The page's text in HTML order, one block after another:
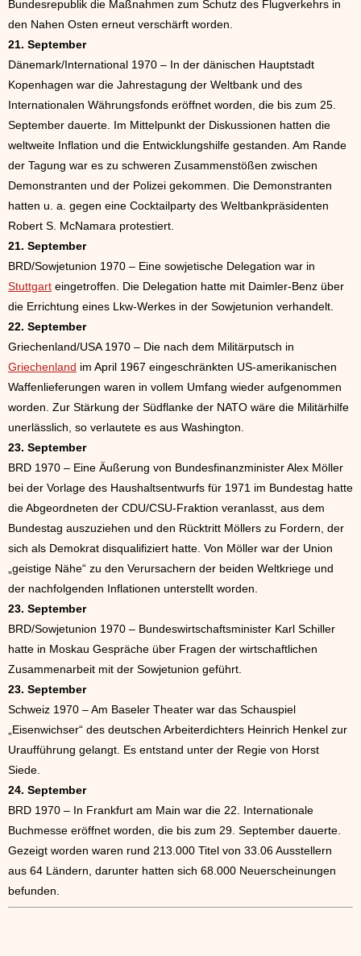
Bundesrepublik die Maßnahmen zum Schutz des Flugverkehrs in
den Nahen Osten erneut verschärft worden.
21. September
Dänemark/International 1970 – In der dänischen Hauptstadt
Kopenhagen war die Jahrestagung der Weltbank und des
Internationalen Währungsfonds eröffnet worden, die bis zum 25.
September dauerte. Im Mittelpunkt der Diskussionen hatten die
weltweite Inflation und die Entwicklungshilfe gestanden. Am Rande
der Tagung war es zu schweren Zusammenstößen zwischen
Demonstranten und der Polizei gekommen. Die Demonstranten
hatten u. a. gegen eine Cocktailparty des Weltbankpräsidenten
Robert S. McNamara protestiert.
21. September
BRD/Sowjetunion 1970 – Eine sowjetische Delegation war in
Stuttgart eingetroffen. Die Delegation hatte mit Daimler-Benz über
die Errichtung eines Lkw-Werkes in der Sowjetunion verhandelt.
22. September
Griechenland/USA 1970 – Die nach dem Militärputsch in
Griechenland im April 1967 eingeschränkten US-amerikanischen
Waffenlieferungen waren in vollem Umfang wieder aufgenommen
worden. Zur Stärkung der Südflanke der NATO wäre die Militärhilfe
unerlässlich, so verlautete es aus Washington.
23. September
BRD 1970 – Eine Äußerung von Bundesfinanzminister Alex Möller
bei der Vorlage des Haushaltsentwurfs für 1971 im Bundestag hatte
die Abgeordneten der CDU/CSU-Fraktion veranlasst, aus dem
Bundestag auszuziehen und den Rücktritt Möllers zu Fordern, der
sich als Demokrat disqualifiziert hatte. Von Möller war der Union
„geistige Nähe“ zu den Verursachern der beiden Weltkriege und
der nachfolgenden Inflationen unterstellt worden.
23. September
BRD/Sowjetunion 1970 – Bundeswirtschaftsminister Karl Schiller
hatte in Moskau Gespräche über Fragen der wirtschaftlichen
Zusammenarbeit mit der Sowjetunion geführt.
23. September
Schweiz 1970 – Am Baseler Theater war das Schauspiel
„Eisenwichser“ des deutschen Arbeiterdichters Heinrich Henkel zur
Uraufführung gelangt. Es entstand unter der Regie von Horst
Siede.
24. September
BRD 1970 – In Frankfurt am Main war die 22. Internationale
Buchmesse eröffnet worden, die bis zum 29. September dauerte.
Gezeigt worden waren rund 213.000 Titel von 33.06 Ausstellern
aus 64 Ländern, darunter hatten sich 68.000 Neuerscheinungen
befunden.